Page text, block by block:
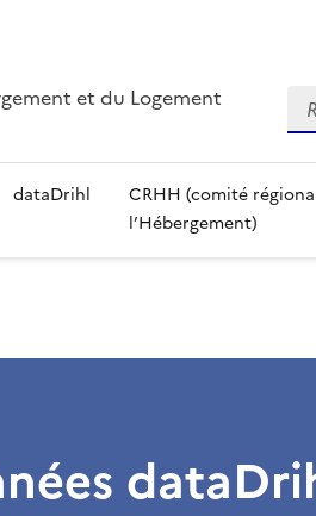
et du Logement
dataDrihl
CRHH (comité
l’Hébergement)